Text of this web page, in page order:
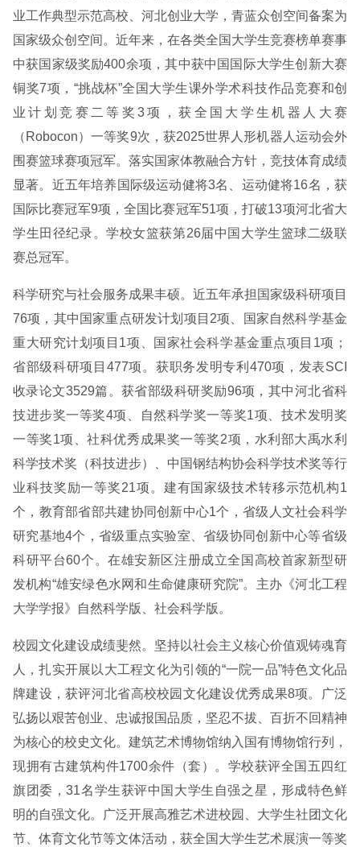
业工作典型示范高校、河北创业大学，青蓝众创空间备案为
国家级众创空间。近年来，在各类全国大学生竞赛榜单赛事
中获国家级奖励400余项，其中获中国国际大学生创新大赛
铜奖7项，“挑战杯”全国大学生课外学术科技作品竞赛和创
业计划竞赛二等奖3项，获全国大学生机器人大赛
（Robocon）一等奖9次，获2025世界人形机器人运动会外
围赛篮球赛项冠军。落实国家体教融合方针，竞技体育成绩
显著。近五年培养国际级运动健将3名、运动健将16名，获
国际比赛冠军9项，全国比赛冠军51项，打破13项河北省大
学生田径纪录。学校女篮获第26届中国大学生篮球二级联
赛总冠军。
科学研究与社会服务成果丰硕。近五年承担国家级科研项目
76项，其中国家重点研发计划项目2项、国家自然科学基金
重大研究计划项目1项、国家社会科学基金重点项目1项；
省部级科研项目477项。获职务发明专利470项，发表SCI
收录论文3529篇。获省部级科研奖励96项，其中河北省科
技进步奖一等奖4项、自然科学奖一等奖1项、技术发明奖
一等奖1项、社科优秀成果奖一等奖2项，水利部大禹水利
科学技术奖（科技进步）、中国钢结构协会科学技术奖等行
业科技奖励一等奖21项。建有国家级技术转移示范机构1
个，教育部省部共建协同创新中心1个，省级人文社会科学
研究基地4个，省级重点实验室、省级协同创新中心等省级
科研平台60个。在雄安新区注册成立全国高校首家新型研
发机构“雄安绿色水网和生命健康研究院”。主办《河北工程
大学学报》自然科学版、社会科学版。
校园文化建设成绩斐然。坚持以社会主义核心价值观铸魂育
人，扎实开展以大工程文化为引领的“一院一品”特色文化品
牌建设，获评河北省高校校园文化建设优秀成果8项。广泛
弘扬以艰苦创业、忠诚报国品质，坚忍不拔、百折不回精神
为核心的校史文化。建筑艺术博物馆纳入国有博物馆行列，
现拥有古建筑构件1700余件（套）。学校获评全国五四红
旗团委，31名学生获评中国大学生自强之星，形成特色鲜
明的自强文化。广泛开展高雅艺术进校园、大学生社团文化
节、体育文化节等文体活动，获全国大学生艺术展演一等奖